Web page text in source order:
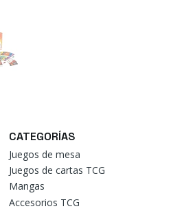
CATEGORÍAS
Juegos de mesa
Juegos de cartas TCG
Mangas
Accesorios TCG